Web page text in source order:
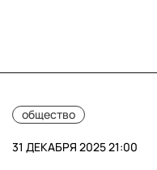
общество
31 ДЕКАБРЯ 2025 21:00